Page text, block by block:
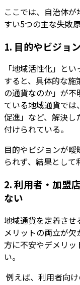
ここでは、自治体
すい5つの主な失敗
1. 目的やビジョ
「地域活性化」と
すると、具体的な施
の通貨なのか」が不
ている地域通貨では
促進」など、 解決し
付けられている。
目的やビジョンが
られず、結果として
2. 利用者・加盟
ない
地域通貨を定着させ
メリットの両立が
方に不安やデメリ
い。
例えば、利用者向